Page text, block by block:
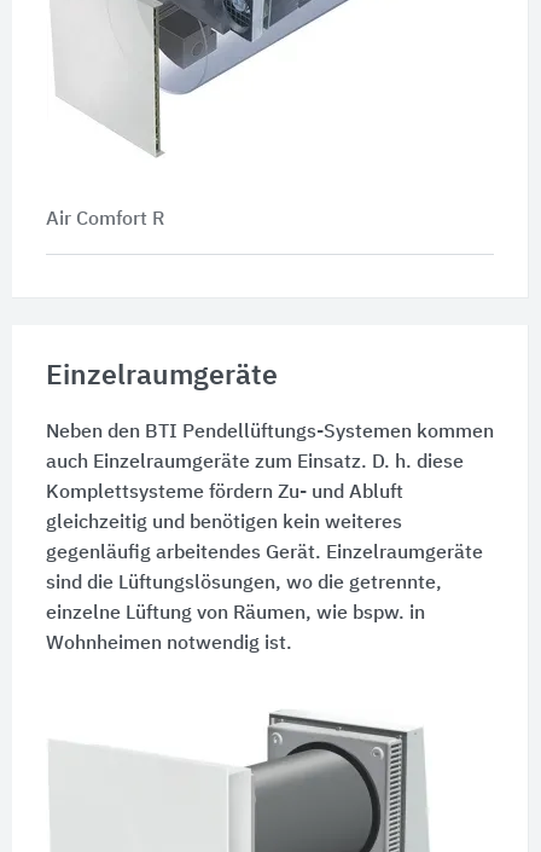
Air Comfort R
Einzelraumgeräte
Neben den BTI Pendellüftungs-Systemen kommen
auch Einzelraumgeräte zum Einsatz. D. h. diese
Komplettsysteme fördern Zu- und Abluft
gleichzeitig und benötigen kein weiteres
gegenläufig arbeitendes Gerät. Einzelraumgeräte
sind die Lüftungslösungen, wo die getrennte,
einzelne Lüftung von Räumen, wie bspw. in
Wohnheimen notwendig ist.